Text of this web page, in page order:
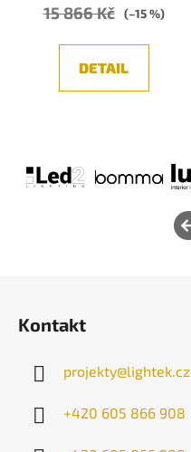
15 866 Kč (–15 %)
DETAIL
Kontakt
projekty@lightek.cz
+420 605 866 908